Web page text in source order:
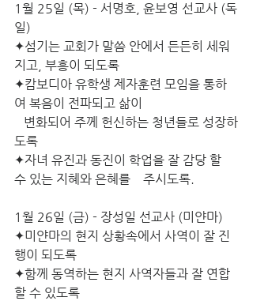
1월 25일 (목) - 서명호, 윤보영 선교사 (독
일)
✦섬기는 교회가 말씀 안에서 든든히 세워
지고, 부흥이 되도록
✦캄보디아 유학생 제자훈련 모임을 통하
여 복음이 전파되고 삶이
변화되어 주께 헌신하는 청년들로 성장하
도록
✦자녀 유진과 동진이 학업을 잘 감당 할
수 있는 지혜와 은혜를    주시도록.
1월 26일 (금) - 장성일 선교사 (미얀마)
✦미얀마의 현지 상황속에서 사역이 잘 진
행이 되도록
✦함께 동역하는 현지 사역자들과 잘 연합
할 수 있도록